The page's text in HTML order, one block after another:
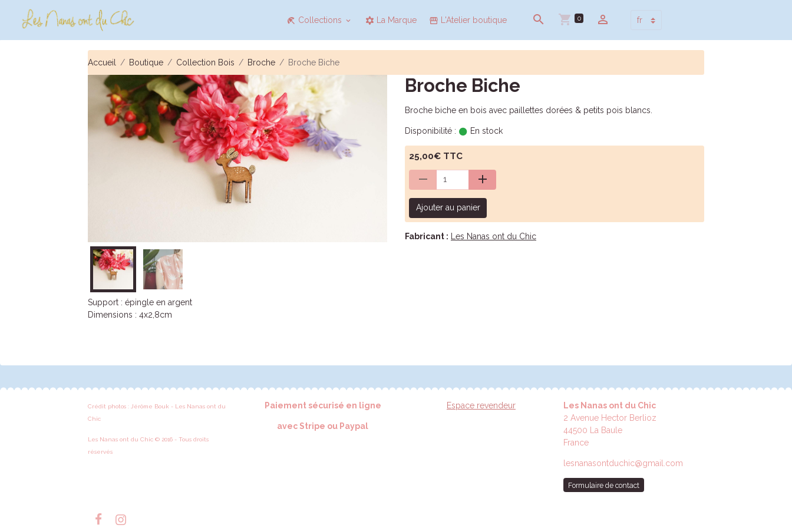
Collections La Marque L'Atelier boutique 0
Accueil Boutique Collection Bois Broche Broche Biche
Broche Biche
Broche biche en bois avec paillettes dorées & petits pois blancs.
Disponibilité : En stock
25,00€ TTC
Ajouter au panier
Fabricant : Les Nanas ont du Chic
Support : épingle en argent
Dimensions : 4x2,8cm
Crédit photos : Jérôme Bouk - Les Nanas ont du
Chic
Les Nanas ont du Chic © 2016 - Tous droits
réservés
Paiement sécurisé en ligne
avec Stripe ou Paypal
Espace revendeur
Les Nanas ont du Chic
2 Avenue Hector Berlioz
44500 La Baule
France
lesnanasontduchic@gmail.com
Formulaire de contact